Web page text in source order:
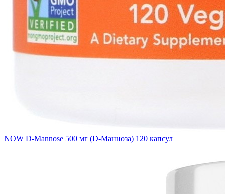
NOW D-Mannose 500 мг (D-Манноза) 120 капсул